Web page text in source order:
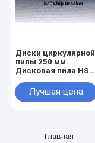
Диски циркулярной
пилы 250 мм.
Дисковая пила HSS
диаметром от 175
мм до 550 мм
Лучшая цена
Главная